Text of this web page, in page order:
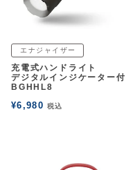
エナジャイザー
充電式ハンドライト
デジタルインジケーター付
BGHHL8
¥6,980 税込